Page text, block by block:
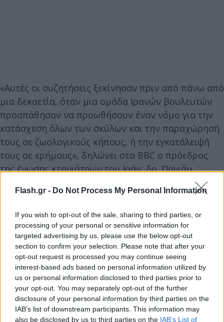
Flash.gr - Do Not Process My Personal Information
If you wish to opt-out of the sale, sharing to third parties, or
processing of your personal or sensitive information for
targeted advertising by us, please use the below opt-out
section to confirm your selection. Please note that after your
opt-out request is processed you may continue seeing
interest-based ads based on personal information utilized by
us or personal information disclosed to third parties prior to
your opt-out. You may separately opt-out of the further
disclosure of your personal information by third parties on the
IAB’s list of downstream participants. This information may
also be disclosed by us to third parties on the IAB’s List of
«Αυτές οι συζητήσεις ξεκίνησαν πριν από πάνω από
μια δεκαετία, όταν μια ομάδα Ιρανών βουλευτών
προσπάθησαν να προωθήσουν έναν νόμο για την
κατάσχεση όλων των σκύλων και την παραχώρησή
τους σε ζωολογικούς κήπους, ή την εγκατάλειψή
τους σε ερήμους», δηλώνει στο BBC ο πρόεδρος
της ένωσης κτηνιάτρων του Ιράν, δρ. Παγιάμ
νομοσχέδιο.
«Με τα χρόνια έκαναν μερικές τροποποιήσεις και
συζήτησαν ακόμη και τη σωματική ποινή για τους
κηδεμόνες σκύλων. Αλλά το σχέδιό τους δεν
προχώρησε», τονίζει ο ίδιος.
Το Ιράν ήταν από τις πρώτες χώρες της Μέσης
Ανατολής που ενέκριναν νόμο για την ευημερία